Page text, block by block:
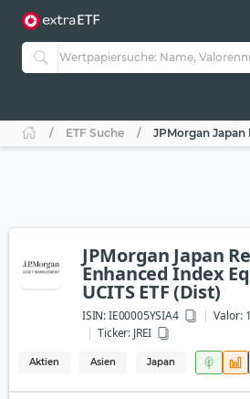
ETF Suche JPMorgan Japan
JPMorgan Japan
Enhanced Index
UCITS ETF (Dist)
ISIN:IE00005YSIA4
Valor:
Ticker: JREI
Aktien Asien Japan